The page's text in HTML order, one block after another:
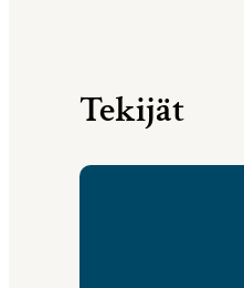
Tekijät